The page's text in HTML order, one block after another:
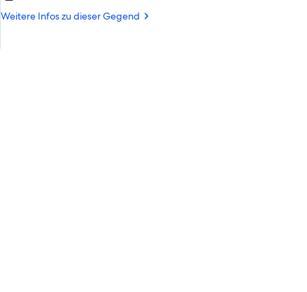
City,
Weitere Infos zu dieser Gegend